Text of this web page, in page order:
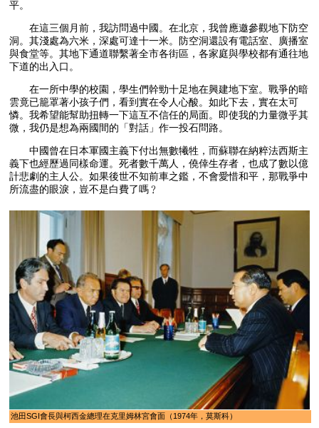
平。
在這三個月前，我訪問過中國。在北京，我曾應邀參觀地下防空
洞。其淺處為六米，深處可達十一米。防空洞還設有電話室、廣播室
與食堂等。其地下通道聯繫著全市各街區，各家庭與學校都有通往地
下道的出入口。
在一所中學的校園，學生們幹勁十足地在興建地下室。戰爭的暗
雲竟已籠罩著小孩子們，看到實在令人心酸。如此下去，實在太可
憐。我希望能幫助扭轉一下這互不信任的局面。即使我的力量微乎其
微，我仍是想為兩國間的「對話」作一投石問路。
中國曾在日本軍國主義下付出無數犧牲，而蘇聯在納粹法西斯主
義下也經歷過同樣命運。死者數千萬人，僥倖生存者，也成了數以億
計悲劇的主人公。如果後世不知前車之鑑，不會愛惜和平，那戰爭中
所流盡的眼淚，豈不是白費了嗎﹖
池田SGI會長與柯西金總理在克里姆林宮會面（1974年，莫斯科）